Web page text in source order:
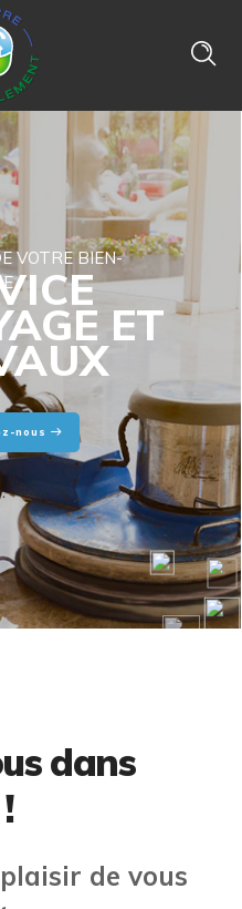
dans
de vous